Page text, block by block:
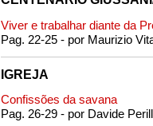
Viver e trabalhar diante da
Pag. 22-25 - por Maurizio
IGREJA
Confissões da savana
Pag. 26-29 - por Davide